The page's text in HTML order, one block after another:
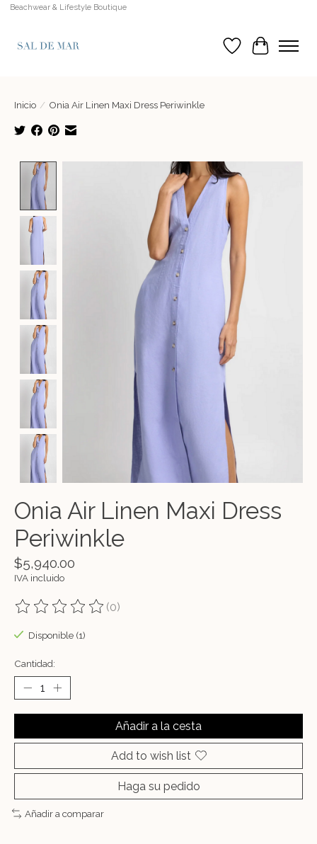
Beachwear & Lifestyle Boutique
Lista de deseos
Cesta
Inicio / Onia Air Linen Maxi Dress Periwinkle
Product image slideshow Items
Onia Air Linen Maxi Dress
Periwinkle
$5,940.00
IVA incluido
The rating of this product is
(0)
Disponible (1)
Cantidad:
Añadir a la cesta
Add to wish list
Haga su pedido
Añadir a comparar